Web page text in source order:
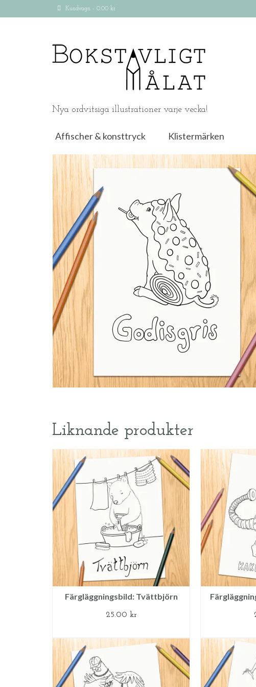
Kundvagn - 0.00 kr
Nya ordvitsiga illustrationer varje vecka!
Affischer & konsttryck Klistermärken
Liknande produkter
Färgläggningsbild: Tvättbjörn
25.00 kr